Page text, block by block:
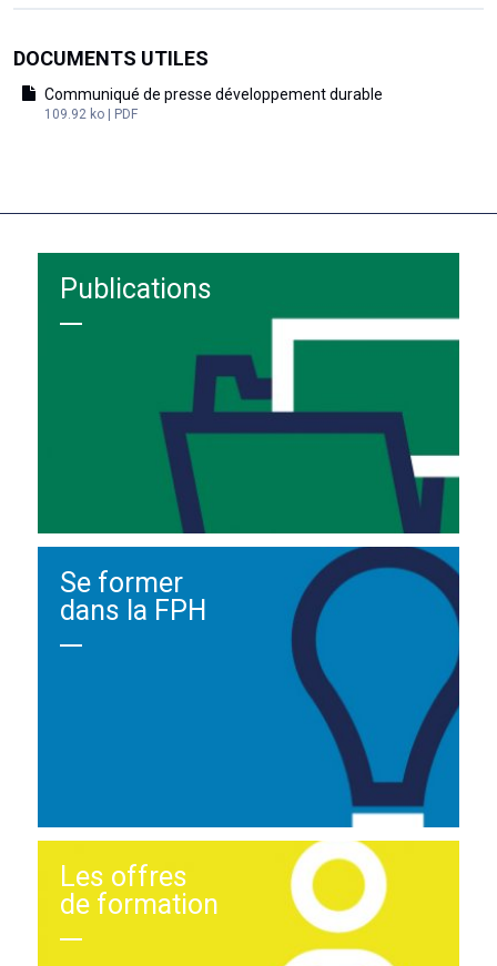
DOCUMENTS UTILES
Communiqué de presse développement durable
109.92 ko | PDF
Publications
Se former
dans la FPH
Les offres
de formation